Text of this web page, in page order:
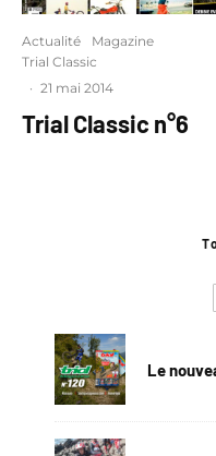
Actualité
Magazine
Trial Classic
· 21 mai 2014
Trial Classic n°6
Le